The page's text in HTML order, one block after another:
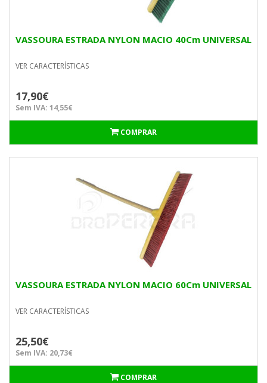
VASSOURA ESTRADA NYLON MACIO 40Cm UNIVERSAL
VER CARACTERÍSTICAS
17,90€
Sem IVA: 14,55€
COMPRAR
VASSOURA ESTRADA NYLON MACIO 60Cm UNIVERSAL
VER CARACTERÍSTICAS
25,50€
Sem IVA: 20,73€
COMPRAR